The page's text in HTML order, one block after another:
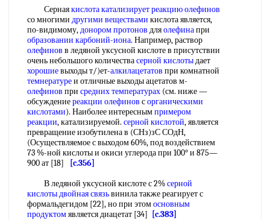
Сернаякислота катализирует реакциюолефинов
со многими другими веществами кислота является,
по-видимому,донором протонов дляолефинапри
образовании карбоний-иона. Например, раствор
олефинов в ледяной уксусной кислоте в присутствии
очень небольшого количествасерной кислотыдает
хорошиевыходы т/)ет-алкилацетатов при комнатной
темнературеи отличные выходы ацетатов м-
олефинов при средних температурах (см. ниже —
обсуждениереакции олефинов сорганическими
кислотами). Наиболее интереснымпримером
реакции, катализируемой. серной кислотой, является
превращение изобутилена в (СНз)зС СОдН,
(Осуществляемое с выходом 60%, под воздействием
73 %-ной кислоты и окиси углерода при 100° и 875—
900 ат [18]
[c.356]
В ледяной уксусной кислоте с 2%серной
кислотыдвойная связьвинила также реагирует с
формальдегидом [22], но при этомосновным
продуктомявляется диацетат [34]
[c.383]